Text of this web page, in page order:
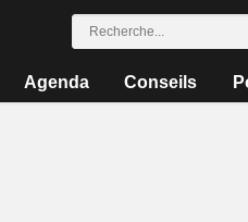
Agenda Conseils